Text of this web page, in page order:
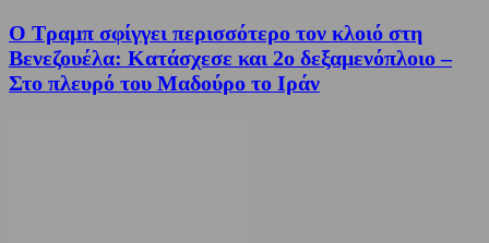
Ο Τραμπ σφίγγει περισσότερο τον κλοιό στη
Βενεζουέλα: Κατάσχεσε και 2ο δεξαμενόπλοιο –
Στο πλευρό του Μαδούρο το Ιράν